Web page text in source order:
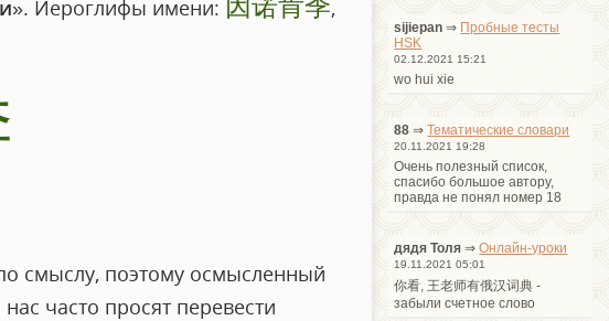
». Иероглифы имени:
,
смыслу, поэтому осмысленный
часто просят перевести
sijiepan ⇒ Пробные тесты
HSK
02.12.2021 15:21
wo hui xie
88 ⇒Тематические словари
20.11.2021 19:28
Очень полезный список,
спасибо большое автору,
правда не понял номер 18
дядя Толя ⇒Онлайн-уроки
19.11.2021 05:01
你看, 王老师有俄汉词典 -
забыли счетное слово